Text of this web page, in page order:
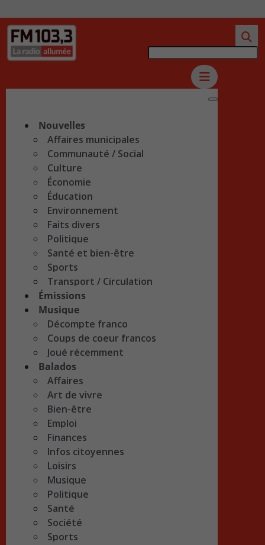
Nouvelles
Affaires municipales
Communauté / Social
Culture
Économie
Éducation
Environnement
Faits divers
Politique
Santé et bien-être
Sports
Transport / Circulation
Émissions
Musique
Décompte franco
Coups de coeur francos
Joué récemment
Balados
Affaires
Art de vivre
Bien-être
Emploi
Finances
Infos citoyennes
Loisirs
Musique
Politique
Santé
Société
Sports